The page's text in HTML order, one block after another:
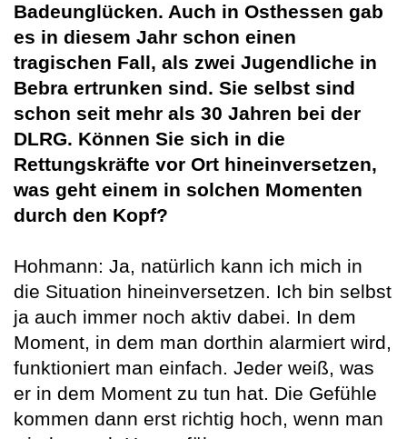
Badeunglücken. Auch in Osthessen gab
es in diesem Jahr schon einen
tragischen Fall, als zwei Jugendliche in
Bebra ertrunken sind. Sie selbst sind
schon seit mehr als 30 Jahren bei der
DLRG. Können Sie sich in die
Rettungskräfte vor Ort hineinversetzen,
was geht einem in solchen Momenten
durch den Kopf?
Hohmann: Ja, natürlich kann ich mich in
die Situation hineinversetzen. Ich bin selbst
ja auch immer noch aktiv dabei. In dem
Moment, in dem man dorthin alarmiert wird,
funktioniert man einfach. Jeder weiß, was
er in dem Moment zu tun hat. Die Gefühle
kommen dann erst richtig hoch, wenn man